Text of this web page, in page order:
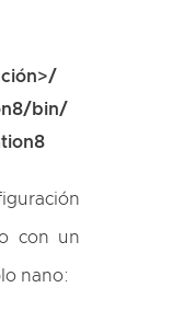
bin/
con un
nano: